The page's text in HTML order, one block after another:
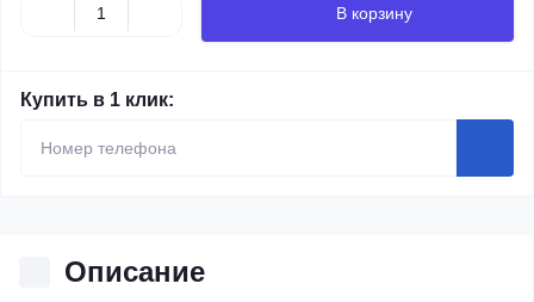
В корзину
Купить в 1 клик:
Описание